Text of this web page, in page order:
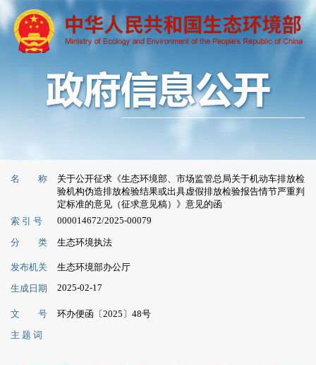
名 称
关于公开征求《生态环境部、市场监管总局关于机动车排放检
验机构伪造排放检验结果或出具虚假排放检验报告情节严重判
定标准的意见（征求意见稿）》意见的函
索 引 号
000014672/2025-00079
分 类 生态环境执法
发布机关
生态环境部办公厅
生成日期
2025-02-17
文 号
环办便函〔2025〕48号
主 题 词